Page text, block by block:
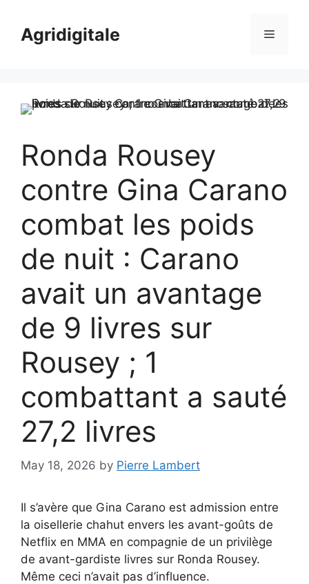
contentAgridigitale Menu
Ronda Rousey
contre Gina Carano
combat les poids
de nuit : Carano
avait un avantage
de 9 livres sur
Rousey ; 1
combattant a sauté
27,2 livres
May 18, 2026 by Pierre Lambert
Il s’avère que Gina Carano est admission entre
la oisellerie chahut envers les avant-goûts de
Netflix en MMA en compagnie de un privilège
de avant-gardiste livres sur Ronda Rousey.
Même ceci n’avait pas d’influence.